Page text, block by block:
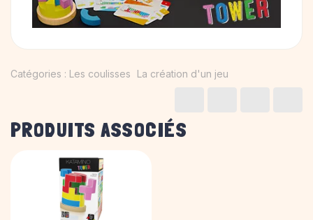
Catégories : Les coulisses La création d'un jeu
PRODUITS ASSOCIÉS